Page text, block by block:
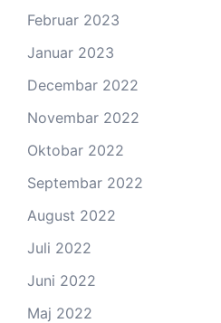
Februar 2023
Januar 2023
Decembar 2022
Novembar 2022
Oktobar 2022
Septembar 2022
August 2022
Juli 2022
Juni 2022
Maj 2022